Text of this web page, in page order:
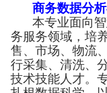
商务数据分
本专业面向
务服务领域，培
售、市场、物流
行采集、清洗、
技术技能人才。